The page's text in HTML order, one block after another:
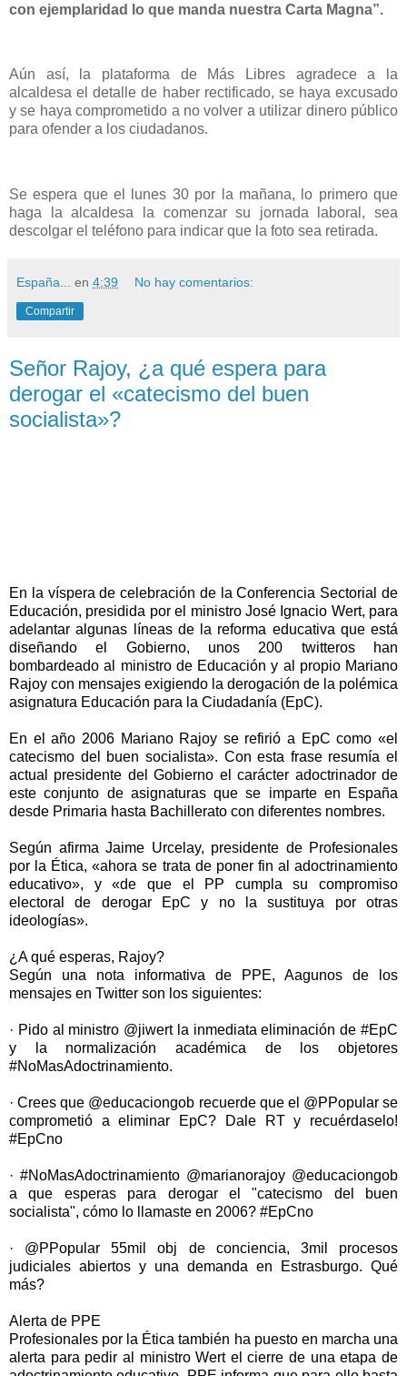
con ejemplaridad lo que manda nuestra Carta Magna”.
Aún así, la plataforma de Más Libres agradece a la
alcaldesa el detalle de haber rectificado, se haya excusado
y se haya comprometido a no volver a utilizar dinero público
para ofender a los ciudadanos.
Se espera que el lunes 30 por la mañana, lo primero que
haga la alcaldesa la comenzar su jornada laboral, sea
descolgar el teléfono para indicar que la foto sea retirada.
España... en 4:39 No hay comentarios:
Compartir
Señor Rajoy, ¿a qué espera para
derogar el «catecismo del buen
socialista»?
En la víspera de celebración de la Conferencia Sectorial de
Educación, presidida por el ministro José Ignacio Wert, para
adelantar algunas líneas de la reforma educativa que está
diseñando el Gobierno, unos 200 twitteros han
bombardeado al ministro de Educación y al propio Mariano
Rajoy con mensajes exigiendo la derogación de la polémica
asignatura Educación para la Ciudadanía (EpC).
En el año 2006 Mariano Rajoy se refirió a EpC como «el
catecismo del buen socialista». Con esta frase resumía el
actual presidente del Gobierno el carácter adoctrinador de
este conjunto de asignaturas que se imparte en España
desde Primaria hasta Bachillerato con diferentes nombres.
Según afirma Jaime Urcelay, presidente de Profesionales
por la Ética, «ahora se trata de poner fin al adoctrinamiento
educativo», y «de que el PP cumpla su compromiso
electoral de derogar EpC y no la sustituya por otras
ideologías».
¿A qué esperas, Rajoy?
Según una nota informativa de PPE, Aagunos de los
mensajes en Twitter son los siguientes:
· Pido al ministro @jiwert la inmediata eliminación de #EpC
y la normalización académica de los objetores
#NoMasAdoctrinamiento.
· Crees que @educaciongob recuerde que el @PPopular se
comprometió a eliminar EpC? Dale RT y recuérdaselo!
#EpCno
· #NoMasAdoctrinamiento @marianorajoy @educaciongob
a que esperas para derogar el "catecismo del buen
socialista", cómo lo llamaste en 2006? #EpCno
· @PPopular 55mil obj de conciencia, 3mil procesos
judiciales abiertos y una demanda en Estrasburgo. Qué
más?
Alerta de PPE
Profesionales por la Ética también ha puesto en marcha una
alerta para pedir al ministro Wert el cierre de una etapa de